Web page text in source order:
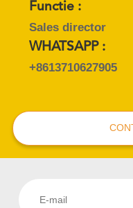
Functie :
Sales director
WHATSAPP :
+8613710627905